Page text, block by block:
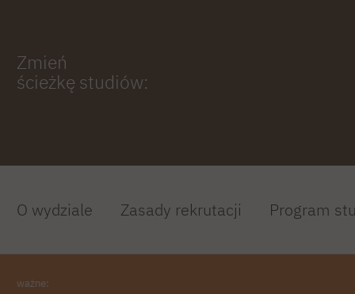
Zmień
ścieżkę studiów:
O wydziale Zasady rekrutacji Program
ważne: